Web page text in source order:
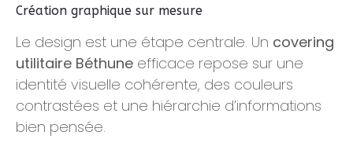
Création graphique sur mesure
Le design est une étape centrale. Un covering
utilitaire Béthune efficace repose sur une
identité visuelle cohérente, des couleurs
contrastées et une hiérarchie d’informations
bien pensée.